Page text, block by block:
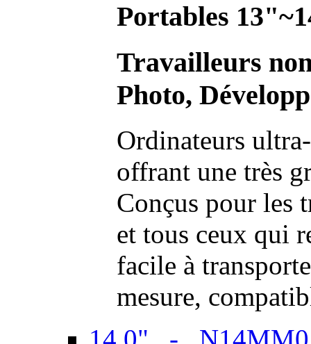
Portables
Travailleurs
Photo,
Ordinateurs
offrant une très
Conçus pour les
et tous ceux qui
facile à
mesure,